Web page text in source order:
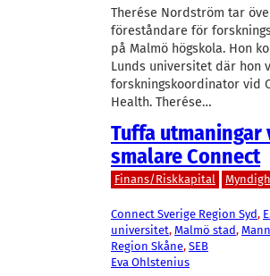
Therése Nordström tar
föreståndare för
på Malmö högskola. Hon
Lunds universitet där hon
forskningskoordinator vid
Health. Therése…
Tuffa utmaningar
smalare Connect
Finans/Riskkapital
Connect Sverige Region Syd,
universitet, Malmö stad,
Region Skåne, SEB
Eva Ohlstenius